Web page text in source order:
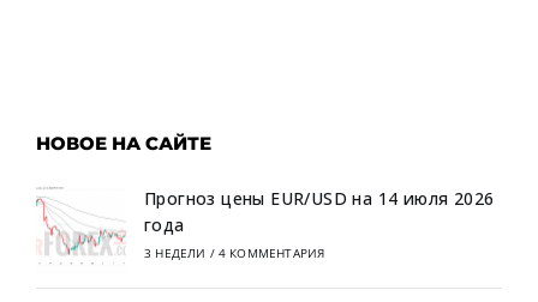
НОВОЕ НА САЙТЕ
Прогноз цены EUR/USD на 14 июля 2026
года
3 НЕДЕЛИ / 4 КОММЕНТАРИЯ